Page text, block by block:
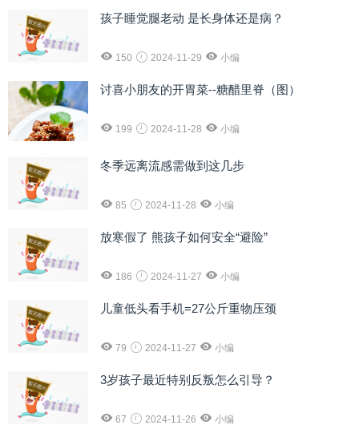
孩子睡觉腿老动 是长身体还是病？
150 2024-11-29 小编
讨喜小朋友的开胃菜--糖醋里脊（图）
199 2024-11-28 小编
冬季远离流感需做到这几步
85 2024-11-28 小编
放寒假了 熊孩子如何安全“避险”
186 2024-11-27 小编
儿童低头看手机=27公斤重物压颈
79 2024-11-27 小编
3岁孩子最近特别反叛怎么引导？
67 2024-11-26 小编